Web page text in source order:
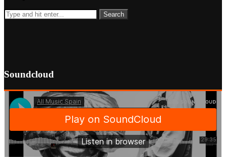
Soundcloud